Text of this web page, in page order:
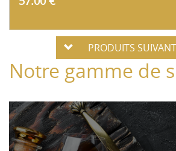
PRODUITS
Notre gamme de